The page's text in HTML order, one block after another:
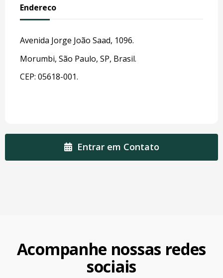
Endereco
Avenida Jorge João Saad, 1096.
Morumbi, São Paulo, SP, Brasil.
CEP: 05618-001.
Entrar em Contato
Acompanhe nossas redes
sociais